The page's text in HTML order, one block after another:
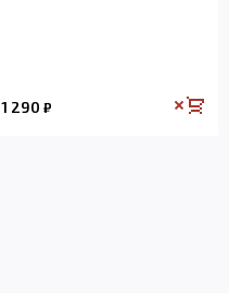
1 290 ₽